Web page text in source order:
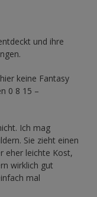
und ihre
keine Fantasy
0 8 15 –
Ich mag
Sie zieht einen
eher leichte Kost,
wirklich gut
mal